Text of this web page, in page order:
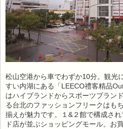
松山空港から車でわずか10分。観光
すい内湖にある「LEECO禮客精品
はハイブランドからスポーツブラン
る台北のファッションフリークはも
揃えが魅力です。１&２館で構成さ
ド店が並ぶショッピングモール。お